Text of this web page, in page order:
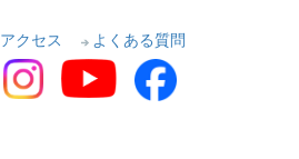
アクセス よくある質問